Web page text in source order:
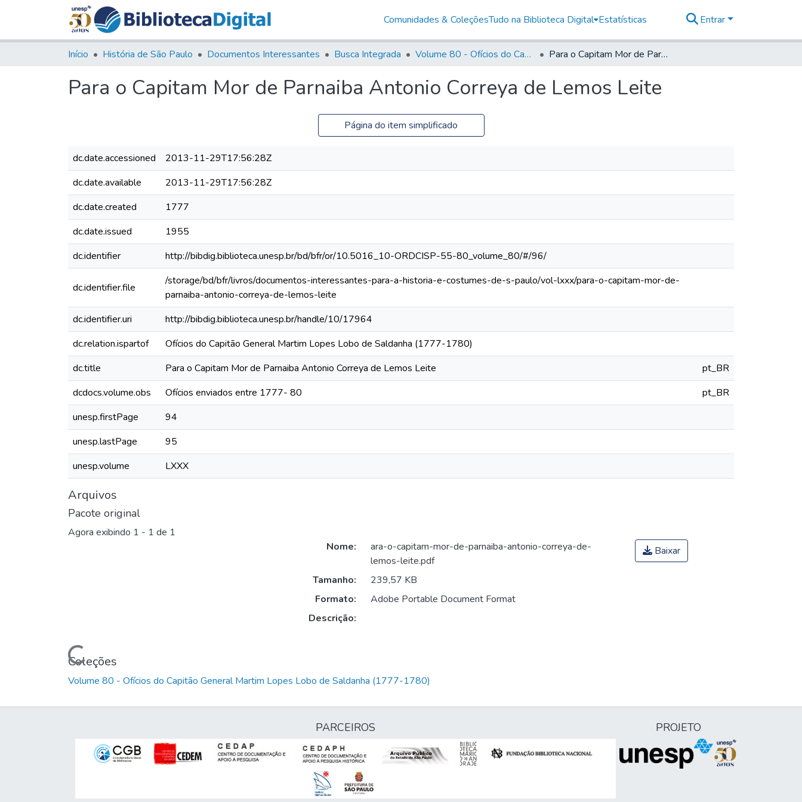
Comunidades & ColeçõesTudo na Biblioteca Digital Estatísticas Entrar
Início História de São Paulo Documentos Interessantes Busca Integrada Volume 80 - Ofícios do Capitão General Martim Lopes Lobo de Saldanha (1777-1780) Para o Capitam Mor de Parnaiba Antonio Correya de Lemos Leite
Para o Capitam Mor de Parnaiba Antonio Correya de Lemos Leite
Página do item simplificado
dc.date.accessioned
2013-11-29T17:56:28Z
dc.date.available
2013-11-29T17:56:28Z
dc.date.created
1777
dc.date.issued
1955
dc.identifier
http://bibdig.biblioteca.unesp.br/bd/bfr/or/10.5016_10-ORDCISP-55-80_volume_80/#/96/
dc.identifier.file
/storage/bd/bfr/livros/documentos-interessantes-para-a-historia-e-costumes-de-s-paulo/vol-lxxx/para-o-capitam-mor-de-
parnaiba-antonio-correya-de-lemos-leite
dc.identifier.uri
http://bibdig.biblioteca.unesp.br/handle/10/17964
dc.relation.ispartof
Ofícios do Capitão General Martim Lopes Lobo de Saldanha (1777-1780)
dc.title
Para o Capitam Mor de Parnaiba Antonio Correya de Lemos Leite
pt_BR
dcdocs.volume.obs
Ofícios enviados entre 1777- 80
pt_BR
unesp.firstPage
94
unesp.lastPage
95
unesp.volume
LXXX
Arquivos
Pacote original
Agora exibindo 1 - 1 de 1
Carregando...
Nome:
ara-o-capitam-mor-de-parnaiba-antonio-correya-de-
lemos-leite.pdf
Tamanho:
239,57 KB
Formato:
Adobe Portable Document Format
Descrição:
Baixar
Coleções
Volume 80 - Ofícios do Capitão General Martim Lopes Lobo de Saldanha (1777-1780)
PARCEIROS PROJETO